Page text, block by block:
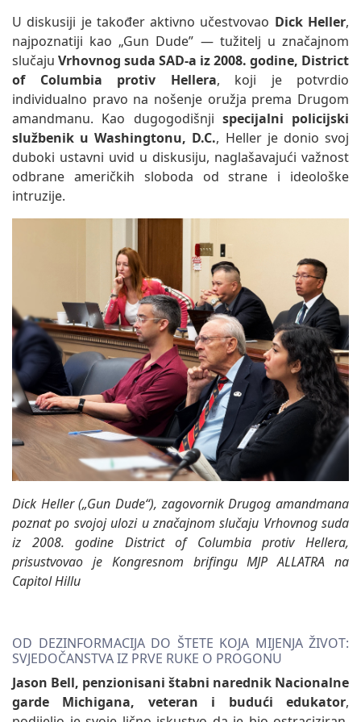
U diskusiji je također aktivno učestvovao Dick Heller,
najpoznatiji kao „Gun Dude” — tužitelj u značajnom
slučaju Vrhovnog suda SAD-a iz 2008. godine, District
of Columbia protiv Hellera, koji je potvrdio
individualno pravo na nošenje oružja prema Drugom
amandmanu. Kao dugogodišnji specijalni policijski
službenik u Washingtonu, D.C., Heller je donio svoj
duboki ustavni uvid u diskusiju, naglašavajući važnost
odbrane američkih sloboda od strane i ideološke
intruzije.
Dick Heller („Gun Dude“), zagovornik Drugog amandmana
poznat po svojoj ulozi u značajnom slučaju Vrhovnog suda
iz 2008. godine District of Columbia protiv Hellera,
prisustvovao je Kongresnom brifingu MJP ALLATRA na
Capitol Hillu
OD DEZINFORMACIJA DO ŠTETE KOJA MIJENJA ŽIVOT:
SVJEDOČANSTVA IZ PRVE RUKE O PROGONU
Jason Bell, penzionisani štabni narednik Nacionalne
garde Michigana, veteran i budući edukator,